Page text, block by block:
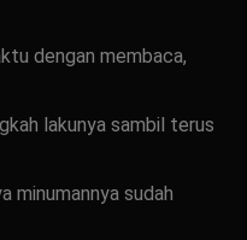
dengan membaca,
lakunya sambil terus
minumannya sudah